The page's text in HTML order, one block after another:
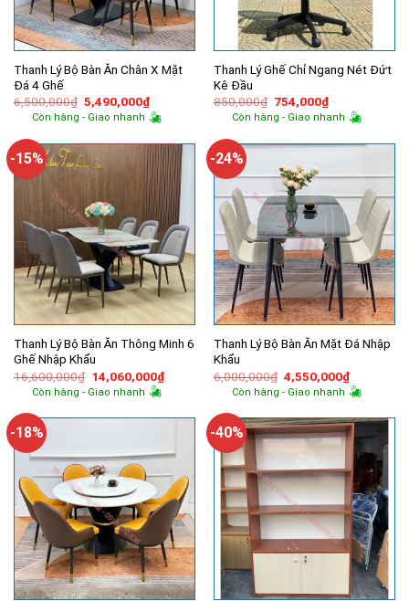
Thanh Lý Bộ Bàn Ăn Chân X Mặt
Đá 4 Ghế
6,500,000₫ Giá
gốc
là:
5,490,000₫Giá
hiện
tại
5,490,000₫.
Còn hàng - Giao nhanh
Thanh Lý Ghế Chỉ Ngang Nét Đứt
Kê Đầu
850,000₫ Giá
gốc
là:
754,000₫Giá
hiện
tại
754,000₫.
Còn hàng - Giao nhanh
-15%
Thanh Lý Bộ Bàn Ăn Thông Minh 6
Ghế Nhập Khẩu
16,600,000₫ Giá
gốc
là:
14,060,000₫Giá
hiện
14,060,000₫.
Còn hàng - Giao nhanh
-24%
Thanh Lý Bộ Bàn Ăn Mặt Đá Nhập
Khẩu
6,000,000₫ Giá
gốc
là:
4,550,000₫Giá
hiện
tại
Còn hàng - Giao nhanh
-18% -40%